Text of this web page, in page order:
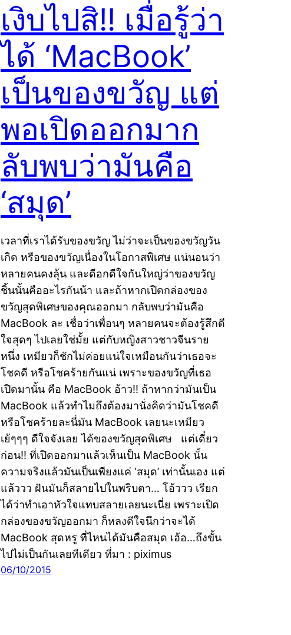
เงิบไปสิ!! เมื่อรู้ว่า
ได้ ‘MacBook’
เป็นของขวัญ แต่
พอเปิดออกมาก
ลับพบว่ามันคือ
‘สมุด’
เวลาที่เราได้รับของขวัญ ไม่ว่าจะเป็นของขวัญวัน
เกิด หรือของขวัญเนื่องในโอกาสพิเศษ แน่นอนว่า
หลายคนคงลุ้น และดีอกดีใจกันใหญ่ว่าของขวัญ
ชิ้นนั้นคืออะไรกันน้า และถ้าหากเปิดกล่องของ
ขวัญสุดพิเศษของคุณออกมา กลับพบว่ามันคือ
MacBook ละ เชื่อว่าเพื่อนๆ หลายคนจะต้องรู้สึกดี
ใจสุดๆ ไปเลยใช่มั้ย แต่กับหญิงสาวชาวจีนราย
หนึ่ง เหมียวก็ชักไม่ค่อยแน่ใจเหมือนกันว่าเธอจะ
โชคดี หรือโชคร้ายกันแน่ เพราะของขวัญที่เธอ
เปิดมานั้น คือ MacBook อ้าว!! ถ้าหากว่ามันเป็น
MacBook แล้วทำไมถึงต้องมานั่งคิดว่ามันโชคดี
หรือโชคร้ายละนี่มัน MacBook เลยนะเหมียว
เย้ๆๆๆ ดีใจจังเลย ได้ของขวัญสุดพิเศษ แต่เดี๋ยว
ก่อน!! ที่เปิดออกมาแล้วเห็นเป็น MacBook นั้น
ความจริงแล้วมันเป็นเพียงแค่ ‘สมุด’ เท่านั้นเอง แต่
แล้ววว ฝันมันก็สลายไปในพริบตา… โอ้ววว เรียก
ได้ว่าทำเอาหัวใจแทบสลายเลยนะเนี่ย เพราะเปิด
กล่องของขวัญออกมา ก็หลงดีใจนึกว่าจะได้
MacBook สุดหรู ที่ไหนได้มันคือสมุด เฮ้อ…ถึงขั้น
ไปไม่เป็นกันเลยทีเดียว ที่มา : piximus
06/10/2015